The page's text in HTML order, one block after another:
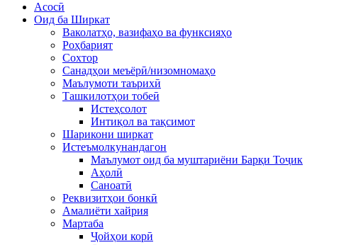
Асосӣ
Оид ба Ширкат
Ваколатҳо, вазифаҳо ва функсияҳо
Роҳбарият
Сохтор
Санадҳои меъёрӣ/низомномаҳо
Маълумоти таърихӣ
Ташкилотҳои тобеӣ
Истеҳсолот
Интиқол ва тақсимот
Шарикони ширкат
Истеъмолкунандагон
Маълумот оид ба муштариёни Барқи Тоҷик
Аҳолӣ
Саноатӣ
Реквизитҳои бонкӣ
Амалиёти хайрия
Мартаба
Ҷойҳои корӣ